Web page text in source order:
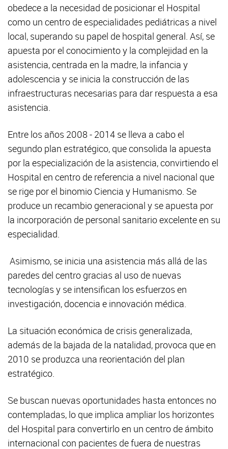
obedece a la necesidad de posicionar el Hospital
como un centro de especialidades pediátricas a nivel
local, superando su papel de hospital general. Así, se
apuesta por el conocimiento y la complejidad en la
asistencia, centrada en la madre, la infancia y
adolescencia y se inicia la construcción de las
infraestructuras necesarias para dar respuesta a esa
asistencia.
Entre los años 2008 - 2014 se lleva a cabo el
segundo plan estratégico, que consolida la apuesta
por la especialización de la asistencia, convirtiendo el
Hospital en centro de referencia a nivel nacional que
se rige por el binomio Ciencia y Humanismo. Se
produce un recambio generacional y se apuesta por
la incorporación de personal sanitario excelente en su
especialidad.
Asimismo, se inicia una asistencia más allá de las
paredes del centro gracias al uso de nuevas
tecnologías y se intensifican los esfuerzos en
investigación, docencia e innovación médica.
La situación económica de crisis generalizada,
además de la bajada de la natalidad, provoca que en
2010 se produzca una reorientación del plan
estratégico.
Se buscan nuevas oportunidades hasta entonces no
contempladas, lo que implica ampliar los horizontes
del Hospital para convertirlo en un centro de ámbito
internacional con pacientes de fuera de nuestras